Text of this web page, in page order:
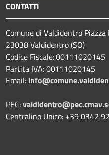
CONTATTI
Comune di Valdidentro Piazza
23038 Valdidentro (SO)
Codice Fiscale: 00111020145
Partita IVA: 00111020145
Email:
PEC:
Centralino Unico: +39 0342